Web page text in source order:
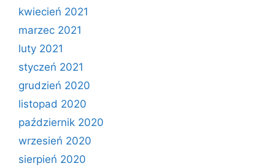
kwiecień 2021
marzec 2021
luty 2021
styczeń 2021
grudzień 2020
listopad 2020
październik 2020
wrzesień 2020
sierpień 2020